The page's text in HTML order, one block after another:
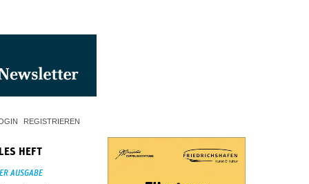
REGISTRIEREN
HEFT
AUSGABE